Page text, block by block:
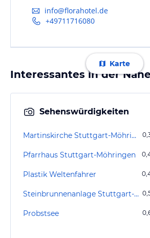
info@florahotel.de
+49711716080
Karte
Interessantes in der Nähe
Sehenswürdigkeiten
Martinskirche Stuttgart-Möhringen
Pfarrhaus Stuttgart-Möhringen
Plastik Weltenfahrer
Steinbrunnenanlage Stuttgart-Möhringen
Probstsee